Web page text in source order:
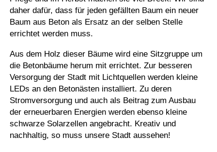
daher dafür, dass für jeden gefällten Baum ein neuer
Baum aus Beton als Ersatz an der selben Stelle
errichtet werden muss.
Aus dem Holz dieser Bäume wird eine Sitzgruppe um
die Betonbäume herum mit errichtet. Zur besseren
Versorgung der Stadt mit Lichtquellen werden kleine
LEDs an den Betonästen installiert. Zu deren
Stromversorgung und auch als Beitrag zum Ausbau
der erneuerbaren Energien werden ebenso kleine
schwarze Solarzellen angebracht. Kreativ und
nachhaltig, so muss unsere Stadt aussehen!